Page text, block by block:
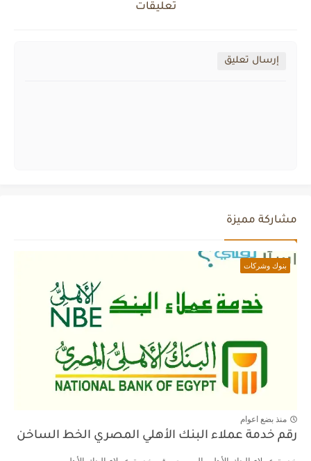
تعليقات
إرسال تعليق
مشاركة مميزة
بنوك وشركات
منذ بضع اعوام
رقم خدمة عملاء البنك الأهلي المصري الخط الساخن